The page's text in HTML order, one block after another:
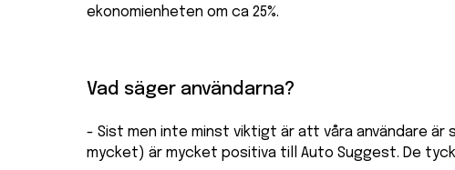
ekonomienheten om ca 25%.
Vad säger användarna?
- Sist men inte minst viktigt är att våra användare
mycket) är mycket positiva till Auto Suggest. De